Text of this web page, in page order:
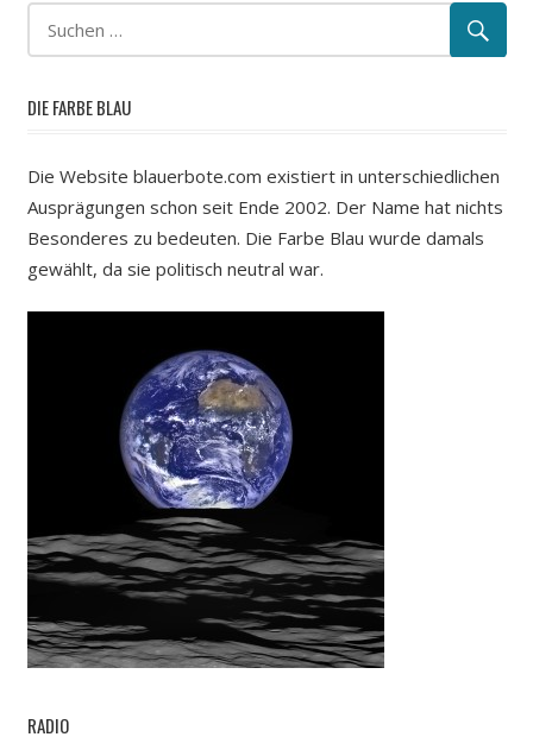
DIE FARBE BLAU
Die Website blauerbote.com existiert in unterschiedlichen
Ausprägungen schon seit Ende 2002. Der Name hat nichts
Besonderes zu bedeuten. Die Farbe Blau wurde damals
gewählt, da sie politisch neutral war.
RADIO